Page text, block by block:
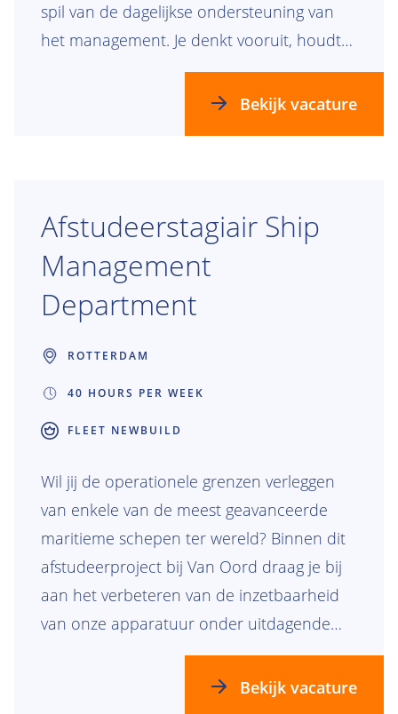
spil van de dagelijkse ondersteuning van
het management. Je denkt vooruit, houdt
overzicht en zorgt ervoor dat alles soepel
verloopt. Werk je graag in een dynamische,
Bekijk vacature
Afstudeerstagiair Ship
Management
Department
ROTTERDAM
40 HOURS PER WEEK
FLEET NEWBUILD
Wil jij de operationele grenzen verleggen
van enkele van de meest geavanceerde
maritieme schepen ter wereld? Binnen dit
afstudeerproject bij Van Oord draag je bij
aan het verbeteren van de inzetbaarheid
van onze apparatuur onder uitdagende
omgevingsomstandigheden. Samen met
twee andere afstudeerstudenten werk je
Bekijk vacature